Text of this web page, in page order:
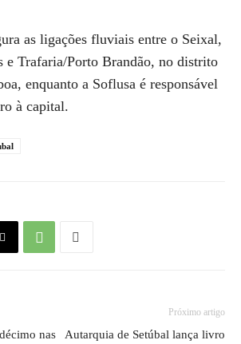
as ligações fluviais entre o Seixal,
e Trafaria/Porto Brandão, no distrito
enquanto a Soflusa é responsável
à capital.
nas
Próximo artigo
Autarquia de Setúbal lança livro